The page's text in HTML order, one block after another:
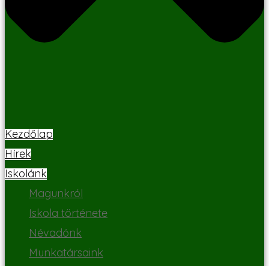
Kezdőlap
Hírek
Iskolánk
Magunkról
Iskola története
Névadónk
Munkatársaink